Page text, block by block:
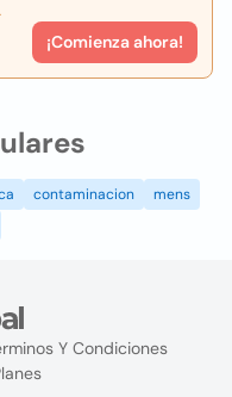
¡Comienza ahora!
contaminacion
mens
Y Condiciones